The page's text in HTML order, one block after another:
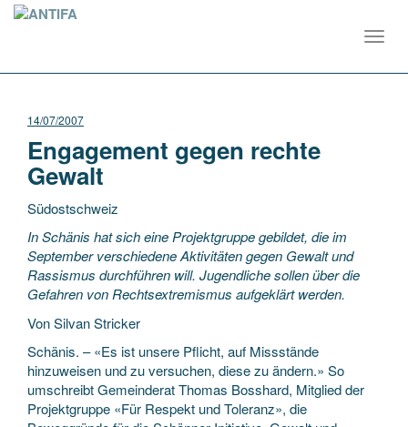
14/07/2007
Engagement gegen rechte
Gewalt
Südostschweiz
In Schänis hat sich eine Projektgruppe gebildet, die im
September verschiedene Aktivitäten gegen Gewalt und
Rassismus durchführen will. Jugendliche sollen über die
Gefahren von Rechtsextremismus aufgeklärt werden.
Von Silvan Stricker
Schänis. – «Es ist unsere Pflicht, auf Missstände
hinzuweisen und zu versuchen, diese zu ändern.» So
umschreibt Gemeinderat Thomas Bosshard, Mitglied der
Projektgruppe «Für Respekt und Toleranz», die